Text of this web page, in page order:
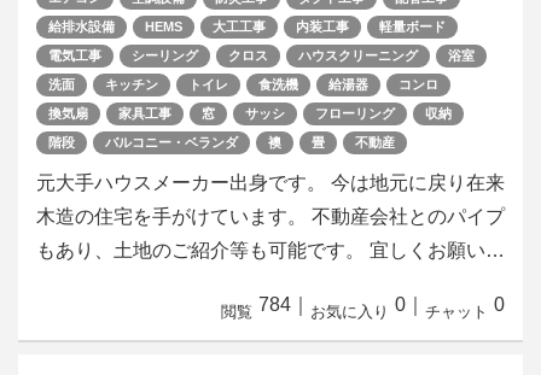
給排水設備
HEMS 大工工事 内装工事
軽量ボード
電気工事
シーリング クロス ハウスクリーニング
浴室
洗面
キッチン トイレ 食洗機 給湯器
コンロ
換気扇
家具工事 窓 サッシ フローリング
収納
階段
バルコニー・ベランダ 襖 畳 不動産
元大手ハウスメーカー出身です。 今は地元に戻り在来
木造の住宅を手がけています。 不動産会社とのパイプ
もあり、土地のご紹介等も可能です。 宜しくお願い…
閲覧 784 お気に入り 0 チャット 0